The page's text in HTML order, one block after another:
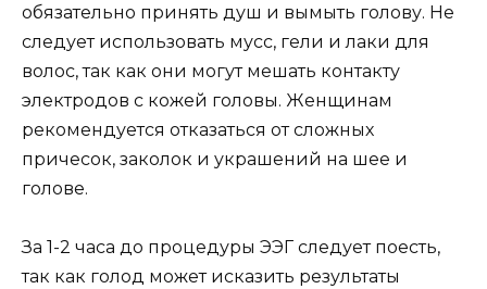
обязательно принять душ и вымыть голову. Не
следует использовать мусс, гели и лаки для
волос, так как они могут мешать контакту
электродов с кожей головы. Женщинам
рекомендуется отказаться от сложных
причесок, заколок и украшений на шее и
голове.
За 1-2 часа до процедуры ЭЭГ следует поесть,
так как голод может исказить результаты